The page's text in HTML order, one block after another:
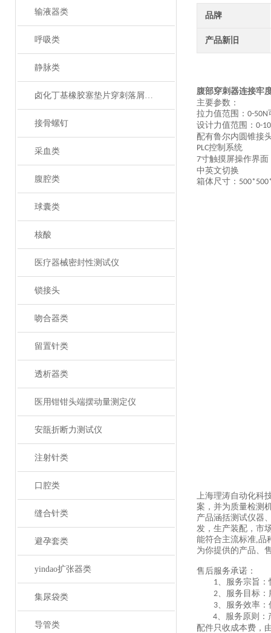
输液器类
呼吸类
静脉类
卤化丁基橡胶塞垫片穿刺落屑和穿刺力测试仪
接骨螺钉
采血类
腹腔类
球囊类
核酸
医疗器械密封性测试仪
锁接头
吻合器类
留置针类
透析器类
医用钳钳头端摆动量测定仪
安瓿折断力测试仪
注射针类
口腔类
缝合针类
避孕套类
yindao扩张器类
集尿袋类
导管类
品牌
产品新旧
腹部穿刺器连接牢
主要参数：
拉力值范围： 0-50N
设计力值范围： 0-
配有鲁尔内圆锥接
PLC控制系统
7寸触摸屏操作界面
中英文切换
箱体尺寸：
上海理涛自动化科
案，并为质量检测
产品涵括测试仪器
发，生产装配，市
能符合主流标准,品
为你提供的产品、
售后服务承诺：
1、服务宗旨
2、服务目标
3、服务效率
4、服务原则：
配件只收成本费，